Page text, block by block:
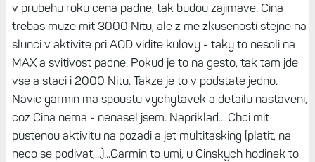
v prubehu roku cena padne, tak budou zajimave. Cina
trebas muze mit 3000 Nitu, ale z me zkusenosti stejne na
slunci v aktivite pri AOD vidite kulovy - taky to nesoli na
MAX a svitivost padne. Pokud je to na gesto, tak tam jde
vse a staci i 2000 Nitu. Takze je to v podstate jedno.
Navic garmin ma spoustu vychytavek a detailu nastaveni,
coz Cina nema - nenasel jsem. Napriklad... Chci mit
pustenou aktivitu na pozadi a jet multitasking (platit, na
neco se podivat,...)...Garmin to umi, u Cinskych hodinek to